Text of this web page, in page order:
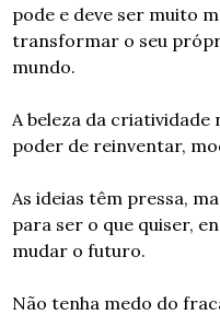
pode e deve ser muito
transformar o seu
mundo.
A beleza da criatividade
poder de reinventar,
As ideias têm pressa,
para ser o que quiser,
mudar o futuro.
Não tenha medo do